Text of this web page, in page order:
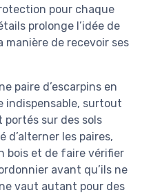
pour chaque
prolonge l’idée de
manière de recevoir ses
paire d’escarpins en
indispensable, surtout
sur des sols
d’alterner les paires,
bois et de faire vérifier
avant qu’ils ne
vaut autant pour des